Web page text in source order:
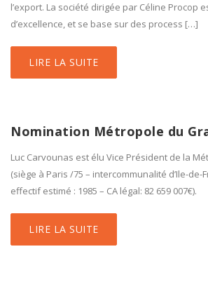
l’export. La société dirigée par Céline Procop
d’excellence, et se base sur des process […]
LIRE LA SUITE
Nomination Métropole du
Luc Carvounas est élu Vice Président de la
(siège à Paris /75 – intercommunalité d’Ile-de-
effectif estimé : 1985 – CA légal: 82 659 007€).
LIRE LA SUITE